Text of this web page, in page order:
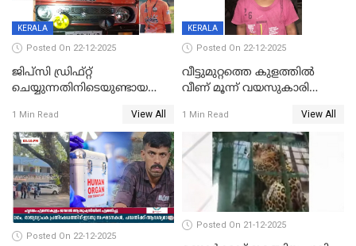
KERALA
Posted On 22-12-2025
ജിപ്സി ഡ്രിഫ്റ്റ്
ചെയ്യുന്നതിനിടെയുണ്ടായ
ദാരുണാന്ത്യം; ജീപ്സി
ഓടിച്ചയാൾ അറസ്റ്റിൽ.
1 Min Read View All
KERALA
Posted On 22-12-2025
വീട്ടുമുറ്റത്തെ കുളത്തിൽ
വീണ് മൂന്ന് വയസുകാരി
1 Min Read View All
Posted On 22-12-2025
Posted On 21-12-2025